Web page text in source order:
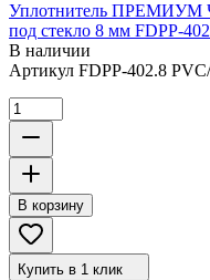
Уплотнитель ПРЕМИУМ
под стекло 8 мм FDPP-
В наличии
Артикул FDPP-402.8
В корзину
Купить в 1 клик